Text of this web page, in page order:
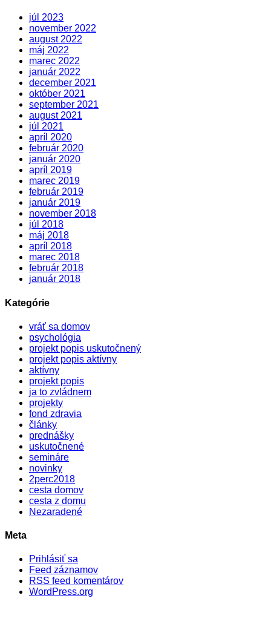
júl 2023
november 2022
august 2022
máj 2022
marec 2022
január 2022
december 2021
október 2021
september 2021
august 2021
júl 2021
apríl 2020
február 2020
január 2020
apríl 2019
marec 2019
február 2019
január 2019
november 2018
júl 2018
máj 2018
apríl 2018
marec 2018
február 2018
január 2018
Kategórie
vráť sa domov
psychológia
projekt popis uskutočnený
projekt popis aktívny
aktívny
projekt popis
ja to zvládnem
projekty
fond zdravia
články
prednášky
uskutočnené
semináre
novinky
2perc2018
cesta domov
cesta z domu
Nezaradené
Meta
Prihlásiť sa
Feed záznamov
RSS feed komentárov
WordPress.org